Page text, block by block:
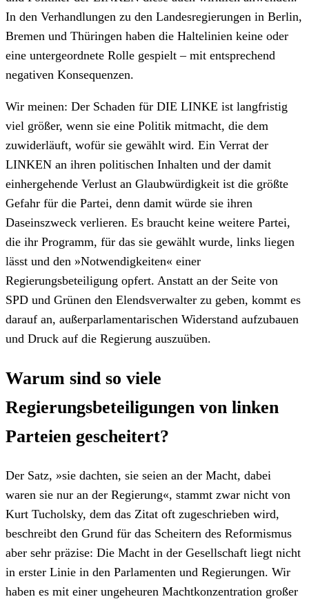
In den Verhandlungen zu den Landesregierungen in Berlin,
Bremen und Thüringen haben die Haltelinien keine oder
eine untergeordnete Rolle gespielt – mit entsprechend
negativen Konsequenzen.
Wir meinen: Der Schaden für DIE LINKE ist langfristig
viel größer, wenn sie eine Politik mitmacht, die dem
zuwiderläuft, wofür sie gewählt wird. Ein Verrat der
LINKEN an ihren politischen Inhalten und der damit
einhergehende Verlust an Glaubwürdigkeit ist die größte
Gefahr für die Partei, denn damit würde sie ihren
Daseinszweck verlieren. Es braucht keine weitere Partei,
die ihr Programm, für das sie gewählt wurde, links liegen
lässt und den »Notwendigkeiten« einer
Regierungsbeteiligung opfert. Anstatt an der Seite von
SPD und Grünen den Elendsverwalter zu geben, kommt es
darauf an, außerparlamentarischen Widerstand aufzubauen
und Druck auf die Regierung auszuüben.
Warum sind so viele
Regierungsbeteiligungen von linken
Parteien gescheitert?
Der Satz, »sie dachten, sie seien an der Macht, dabei
waren sie nur an der Regierung«, stammt zwar nicht von
Kurt Tucholsky, dem das Zitat oft zugeschrieben wird,
beschreibt den Grund für das Scheitern des Reformismus
aber sehr präzise: Die Macht in der Gesellschaft liegt nicht
in erster Linie in den Parlamenten und Regierungen. Wir
haben es mit einer ungeheuren Machtkonzentration großer